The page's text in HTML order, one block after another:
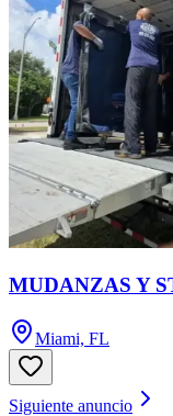
MUDANZAS Y
Miami, FL
Siguiente anuncio